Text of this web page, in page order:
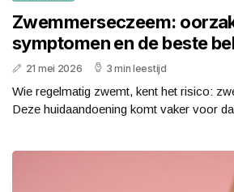
Zwemmerseczeem:
symptomen en de beste
21 mei 2026 3 min leestijd
Wie regelmatig zwemt, kent het risico:
Deze huidaandoening komt vaker voor